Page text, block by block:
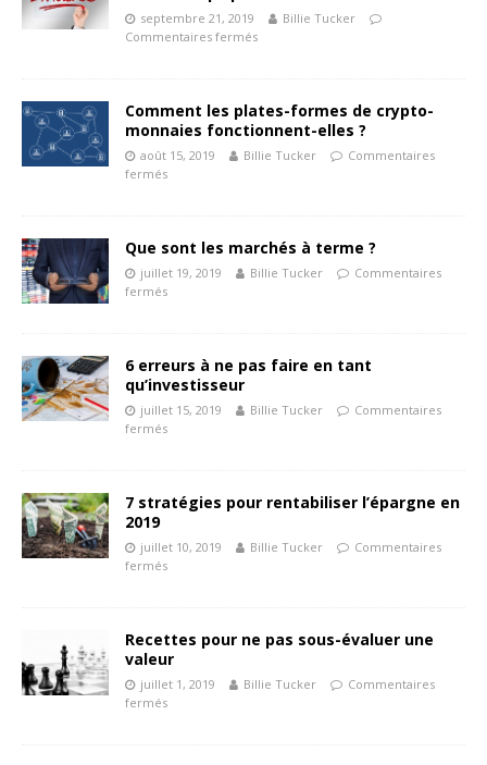
septembre 21, 2019
Billie Tucker
Commentaires fermés
Comment les plates-formes de crypto-
monnaies fonctionnent-elles ?
août 15, 2019 Billie Tucker
Commentaires
fermés
Que sont les marchés à terme ?
juillet 19, 2019 Billie Tucker
Commentaires
fermés
6 erreurs à ne pas faire en tant
qu’investisseur
juillet 15, 2019 Billie Tucker
Commentaires
fermés
7 stratégies pour rentabiliser l’épargne en
2019
juillet 10, 2019 Billie Tucker
Commentaires
fermés
Recettes pour ne pas sous-évaluer une
valeur
juillet 1, 2019 Billie Tucker
Commentaires
fermés